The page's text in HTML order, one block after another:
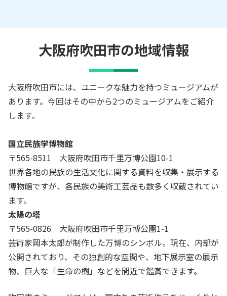
大阪府吹田市の地域情報
大阪府吹田市には、ユニークな魅力を持つミュージアムが
あります。今回はその中から2つのミュージアムをご紹介
します。
国立民族学博物館
〒565-8511 大阪府吹田市千里万博公園10-1
世界各地の民族の生活文化に関する資料を収集・展示する
博物館ですが、各民族の美術工芸品も数多く収蔵されてい
ます。
太陽の塔
〒565-0826 大阪府吹田市千里万博公園1-1
芸術家岡本太郎が制作した万博のシンボル。現在、内部が
公開されており、その独創的な空間や、地下展示室の展示
物、巨大な「生命の樹」などを間近で鑑賞できます。